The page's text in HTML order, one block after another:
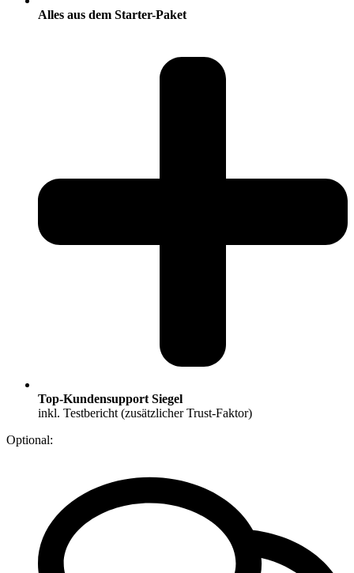
Alles aus dem Starter-Paket
Top-Kundensupport Siegel
inkl. Testbericht (zusätzlicher Trust-Faktor)
Optional: